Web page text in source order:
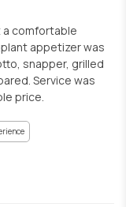
comfortable
appetizer was
snapper, grilled
Service was
price.